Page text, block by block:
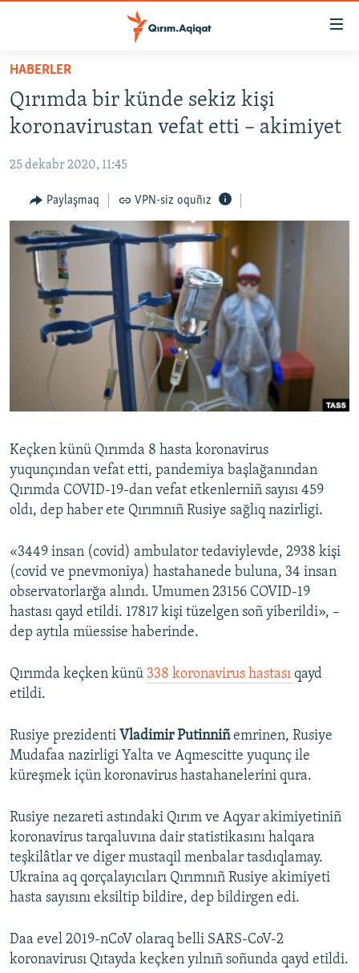
Esas
qaytmaq
Baş
qaytmaq
qaytmaq
HABERLER
SİYASET
CEMİYET
MEDENİYET
İNSAN AQLARI
VİDEO
SÜRET
BLOGLAR
FİKİR
Українською
QOŞULIÑIZ!
HABERLER
Qırımda bir künde sekiz kişi
koronavirustan vefat etti – akimiyet
25 dekabr 2020, 11:45
Paylaşmaq VPN-siz oquñız
Keçken künü Qırımda 8 hasta koronavirus
yuqunçından vefat etti, pandemiya başlağanından
Qırımda COVID-19-dan vefat etkenlerniñ sayısı 459
oldı, dep haber ete Qırımnıñ Rusiye sağlıq nazirligi.
«3449 insan (covid) ambulator tedaviylevde, 2938 kişi
(covid ve pnevmoniya) hastahanede buluna, 34 insan
observatorlarğa alındı. Umumen 23156 COVID-19
hastası qayd etildi. 17817 kişi tüzelgen soñ yiberildi», –
dep aytıla müessise haberinde.
Qırımda keçken künü 338 koronavirus hastası qayd
etildi.
Rusiye prezidenti Vladimir Putinniñemrinen, Rusiye
Mudafaa nazirligi Yalta ve Aqmescitte yuqunç ile
küreşmek içün koronavirus hastahanelerini qura.
Rusiye nezareti astındaki Qırım ve Aqyar akimiyetiniñ
koronavirus tarqaluvına dair statistikasını halqara
teşkilâtlar ve diger mustaqil menbalar tasdıqlamay.
Ukraina aq qorçalayıcıları Qırımnıñ Rusiye akimiyeti
hasta sayısını eksiltip bildire, dep bildirgen edi.
Daa evel 2019-nCoV olaraq belli SARS-CoV-2
koronavirusı Qıtayda keçken yılnıñ soñunda qayd etildi.